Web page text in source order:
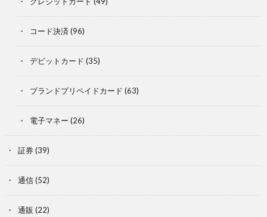
コード決済 (96)
デビットカード (35)
ブランドプリペイドカード (63)
電子マネー (26)
証券(39)
通信(52)
通販 (22)